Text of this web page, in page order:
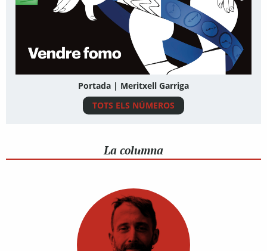
Portada | Meritxell Garriga
TOTS ELS NÚMEROS
La columna